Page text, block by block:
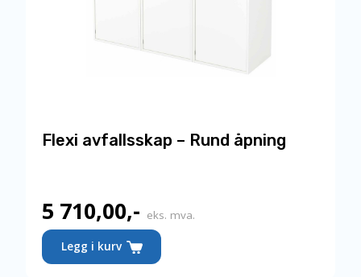
Flexi avfallsskap – Rund åpning
5 710,00,- eks. mva.
Legg i kurv